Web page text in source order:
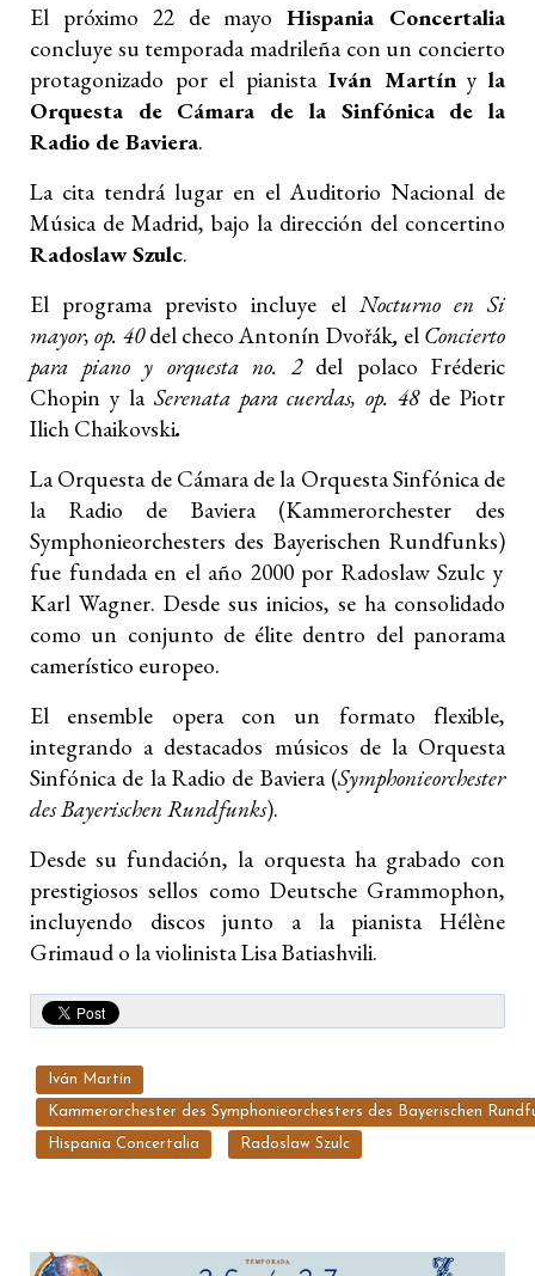
El próximo 22 de mayoHispania Concertalia
concluye su temporada madrileña con un concierto
protagonizado por el pianista Iván Martínyla
Orquesta de Cámara de la Sinfónica de la
Radio de Baviera.
La cita tendrá lugar en el Auditorio Nacional de
Música de Madrid, bajo la dirección del concertino
Radoslaw Szulc.
El programa previsto incluye el Nocturno en Si
mayor, op. 40del checo Antonín Dvořák, el Concierto
para piano y orquesta no. 2 del polaco Fréderic
Chopin y laSerenata para cuerdas, op. 48 de Piotr
Ilich Chaikovski.
La Orquesta de Cámara de la Orquesta Sinfónica de
la Radio de Baviera (Kammerorchester des
Symphonieorchesters des Bayerischen Rundfunks)
fue fundada en el año 2000 por Radoslaw Szulc y
Karl Wagner. Desde sus inicios, se ha consolidado
como un conjunto de élite dentro delpanorama
camerístico europeo.
El ensemble opera con un formato flexible,
integrando a destacados músicos de la Orquesta
Sinfónica de la Radio de Baviera (Symphonieorchester
des Bayerischen Rundfunks).
Desde su fundación, la orquesta ha grabado con
prestigiosos sellos como Deutsche Grammophon,
incluyendo discos junto a la pianista Hélène
Grimaud o la violinista Lisa Batiashvili.
Iván Martín
Kammerorchester des Symphonieorchesters des Bayerischen
Hispania Concertalia Radoslaw Szulc